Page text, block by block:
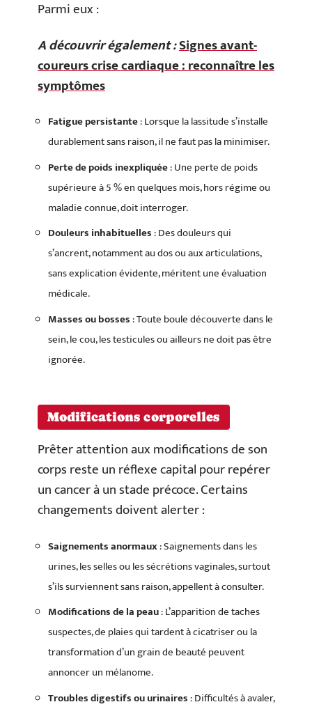
Parmi eux :
A découvrir également :Signes avant-
coureurs crise cardiaque : reconnaître les
symptômes
Fatigue persistante: Lorsque la lassitude s’installe
durablement sans raison, il ne faut pas la minimiser.
Perte de poids inexpliquée: Une perte de poids
supérieure à 5 % en quelques mois, hors régime ou
maladie connue, doit interroger.
Douleurs inhabituelles: Des douleurs qui
s’ancrent, notamment au dos ou aux articulations,
sans explication évidente, méritent une évaluation
médicale.
Masses ou bosses: Toute boule découverte dans le
sein, le cou, les testicules ou ailleurs ne doit pas être
ignorée.
Modifications corporelles
Prêter attention aux modifications de son
corps reste un réflexe capital pour repérer
un cancer à un stade précoce. Certains
changements doivent alerter :
Saignements anormaux: Saignements dans les
urines, les selles ou les sécrétions vaginales, surtout
s’ils surviennent sans raison, appellent à consulter.
Modifications de la peau: L’apparition de taches
suspectes, de plaies qui tardent à cicatriser ou la
transformation d’un grain de beauté peuvent
annoncer un mélanome.
Troubles digestifs ou urinaires: Difficultés à avaler,